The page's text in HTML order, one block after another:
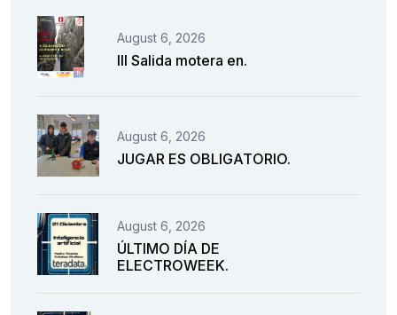
August 6, 2026
III Salida motera en.
August 6, 2026
JUGAR ES OBLIGATORIO.
August 6, 2026
ÚLTIMO DÍA DE
ELECTROWEEK.